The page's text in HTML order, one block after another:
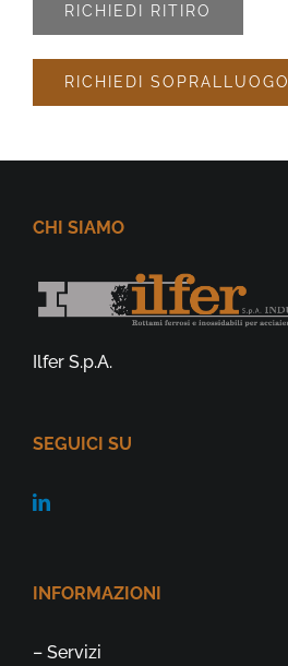
RICHIEDI RITIRO
RICHIEDI SOPRALLUOGO
CHI SIAMO
Ilfer S.p.A.
SEGUICI SU
INFORMAZIONI
– Servizi